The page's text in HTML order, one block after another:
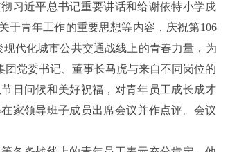
习近平总书记重要讲话和给谢依特小学戍
于青年工作的重要思想等内容，庆祝第106
代化城市公共交通战线上的青春力量，为
党委书记、董事长马虎与来自不同岗位的
日问候和美好祝福，对青年员工成长成才
家领导班子成员出席会议并作点评。会议